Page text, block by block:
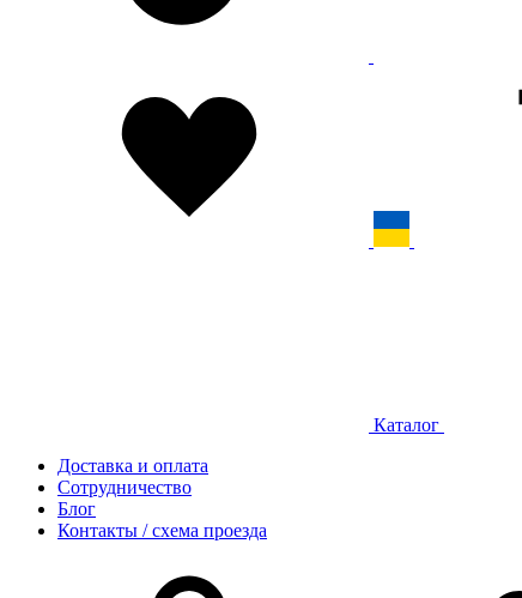
Каталог
Доставка и оплата
Сотрудничество
Блог
Контакты / схема проезда